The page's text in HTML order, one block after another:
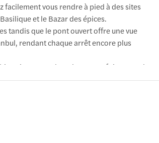
facilement vous rendre à pied à des sites
et le Bazar des épices.
tandis que le pont ouvert offre une vue
rendant chaque arrêt encore plus
Tour de Galata, autrefois poste de
expositions tournantes sur l'histoire turque.